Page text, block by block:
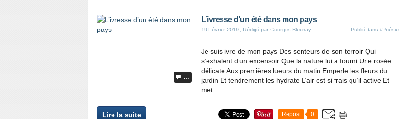
…
L’ivresse d’un été dans mon pays
19 Février 2019 , Rédigé par Georges Bleuhay Publié dans #Poésie
Je suis ivre de mon pays Des senteurs de son terroir Qui
s’exhalent d’un encensoir Que la nature lui a fourni Une rosée
délicate Aux premières lueurs du matin Emperle les fleurs du
jardin Et tendrement les hydrate L’air est si frais qu’il active Et
met...
Lire la suite Repost 0